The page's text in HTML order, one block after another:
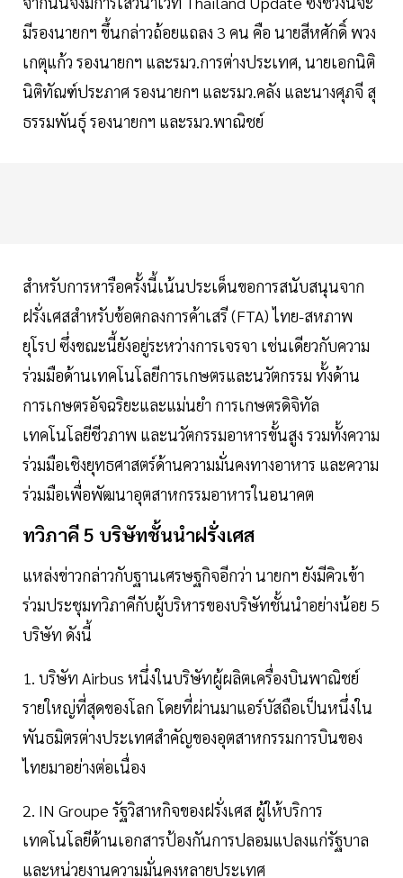
มีรองนายกฯ ขึ้นกล่าวถ้อยแถลง 3 คน คือ นายสีหศักดิ์ พวง
เกตุแก้ว รองนายกฯ และรมว.การต่างประเทศ, นายเอกนิติ
นิติทัณฑ์ประภาศ รองนายกฯ และรมว.คลัง และนางศุภจี สุ
ธรรมพันธุ์ รองนายกฯ และรมว.พาณิชย์
สำหรับการหารือครั้งนี้เน้นประเด็นขอการสนับสนุนจาก
ฝรั่งเศสสำหรับข้อตกลงการค้าเสรี (FTA) ไทย-สหภาพ
ยุโรป ซึ่งขณะนี้ยังอยู่ระหว่างการเจรจา เช่นเดียวกับความ
ร่วมมือด้านเทคโนโลยีการเกษตรและนวัตกรรม ทั้งด้าน
การเกษตรอัจฉริยะและแม่นยำ การเกษตรดิจิทัล
เทคโนโลยีชีวภาพ และนวัตกรรมอาหารขั้นสูง รวมทั้งความ
ร่วมมือเชิงยุทธศาสตร์ด้านความมั่นคงทางอาหาร และความ
ร่วมมือเพื่อพัฒนาอุตสาหกรรมอาหารในอนาคต
ทวิภาคี 5 บริษัทชั้นนำฝรั่งเศส
แหล่งข่าวกล่าวกับฐานเศรษฐกิจอีกว่า นายกฯ ยังมีคิวเข้า
ร่วมประชุมทวิภาคีกับผู้บริหารของบริษัทชั้นนำอย่างน้อย 5
บริษัท ดังนี้
1. บริษัท Airbus หนึ่งในบริษัทผู้ผลิตเครื่องบินพาณิชย์
รายใหญ่ที่สุดของโลก โดยที่ผ่านมาแอร์บัสถือเป็นหนึ่งใน
พันธมิตรต่างประเทศสำคัญของอุตสาหกรรมการบินของ
ไทยมาอย่างต่อเนื่อง
2. IN Groupe รัฐวิสาหกิจของฝรั่งเศส ผู้ให้บริการ
เทคโนโลยีด้านเอกสารป้องกันการปลอมแปลงแก่รัฐบาล
และหน่วยงานความมั่นคงหลายประเทศ